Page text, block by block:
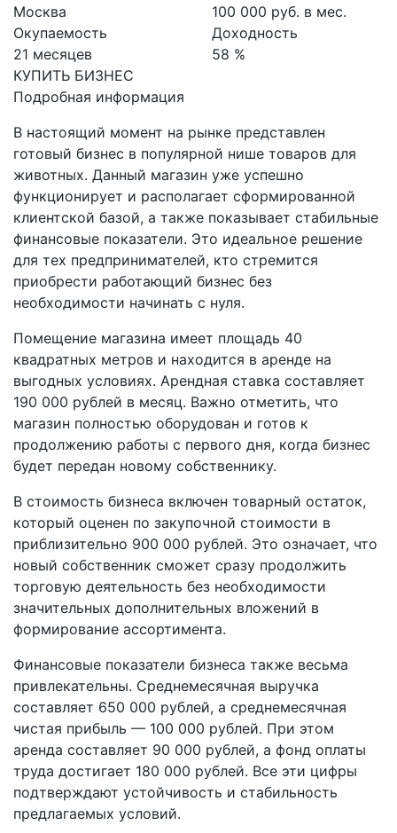
Москва
Окупаемость
21 месяцев
КУПИТЬ БИЗНЕС
100 000 руб. в мес.
Доходность
58 %
Подробная информация
В настоящий момент на рынке представлен
готовый бизнес в популярной нише товаров для
животных. Данный магазин уже успешно
функционирует и располагает сформированной
клиентской базой, а также показывает стабильные
финансовые показатели. Это идеальное решение
для тех предпринимателей, кто стремится
приобрести работающий бизнес без
необходимости начинать с нуля.
Помещение магазина имеет площадь 40
квадратных метров и находится в аренде на
выгодных условиях. Арендная ставка составляет
190 000 рублей в месяц. Важно отметить, что
магазин полностью оборудован и готов к
продолжению работы с первого дня, когда бизнес
будет передан новому собственнику.
В стоимость бизнеса включен товарный остаток,
который оценен по закупочной стоимости в
приблизительно 900 000 рублей. Это означает, что
новый собственник сможет сразу продолжить
торговую деятельность без необходимости
значительных дополнительных вложений в
формирование ассортимента.
Финансовые показатели бизнеса также весьма
привлекательны. Среднемесячная выручка
составляет 650 000 рублей, а среднемесячная
чистая прибыль — 100 000 рублей. При этом
аренда составляет 90 000 рублей, а фонд оплаты
труда достигает 180 000 рублей. Все эти цифры
подтверждают устойчивость и стабильность
предлагаемых условий.